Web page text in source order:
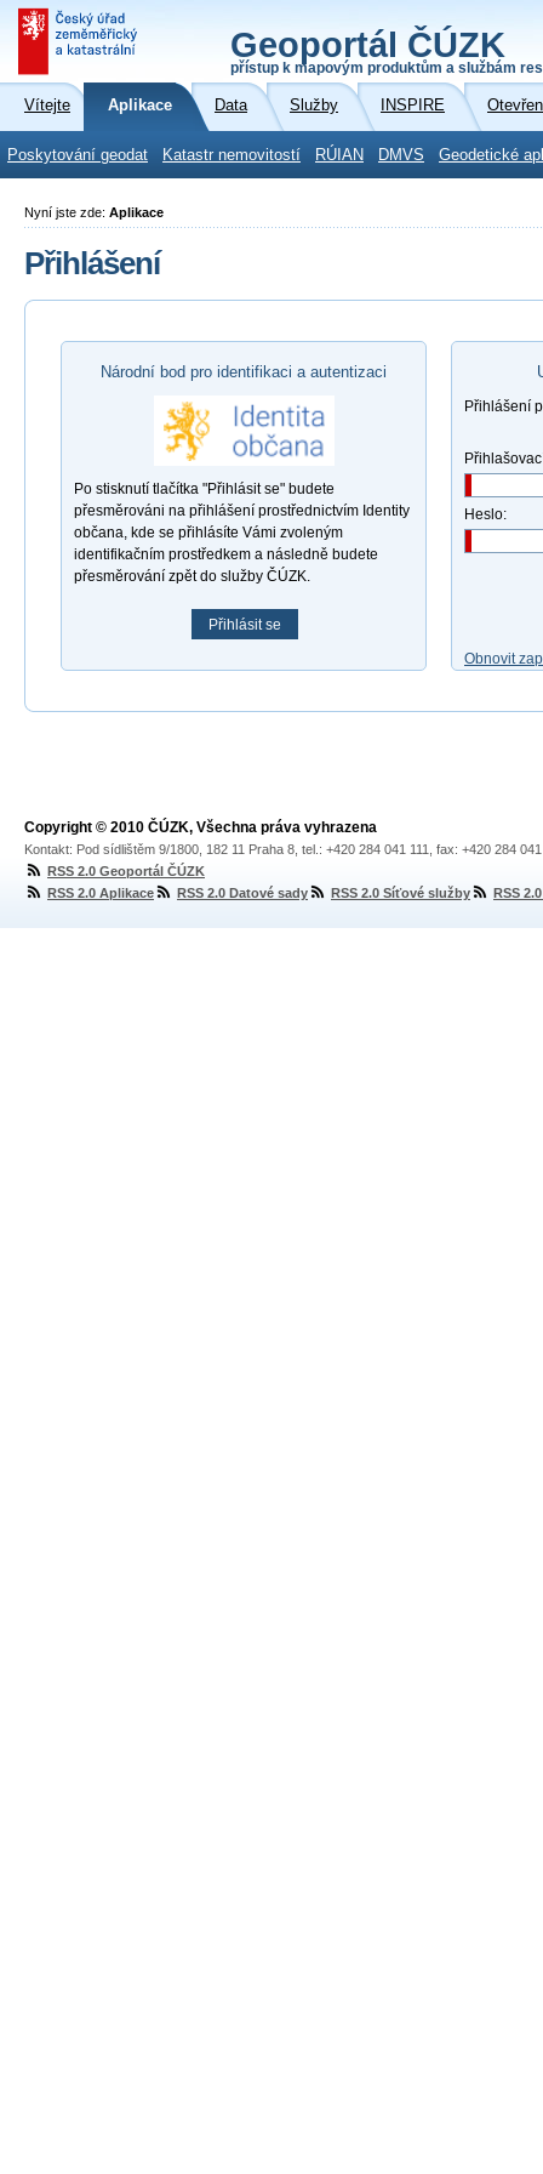
Geoportál ČÚZK
přístup k mapovým produktům a službám
Vítejte Aplikace Data Služby INSPIRE
Poskytování geodat Katastr nemovitostí RÚIAN DMVS Geodetické
Nyní jste zde: Aplikace
Přihlášení
Národní bod pro identifikaci a autentizaci
Po stisknutí tlačítka "Přihlásit se" budete
přesměrováni na přihlášení prostřednictvím Identity
občana, kde se přihlásíte Vámi zvoleným
identifikačním prostředkem a následně budete
přesměrování zpět do služby ČÚZK.
Přihlásit se
Přihlášení
Heslo:
Obnovit
Copyright © 2010 ČÚZK, Všechna práva vyhrazena
Kontakt: Pod sídlištěm 9/1800, 182 11 Praha 8, tel.: +420 284 041 111, fax: +420 284
RSS 2.0 Geoportál ČÚZK
RSS 2.0 Aplikace
RSS 2.0 Datové sady RSS 2.0 Síťové služby RSS